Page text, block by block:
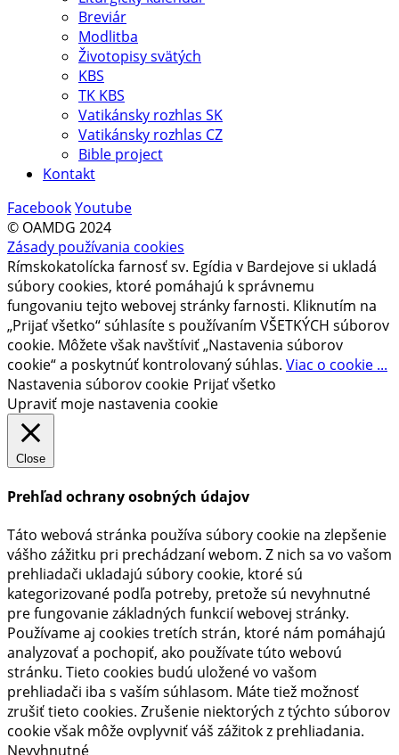
Breviár
Modlitba
Životopisy svätých
KBS
TK KBS
Vatikánsky rozhlas SK
Vatikánsky rozhlas CZ
Bible project
Kontakt
FacebookYoutube
© OAMDG 2024
Zásady používania cookies
Rímskokatolícka farnosť sv. Egídia v Bardejove si ukladá
súbory cookies, ktoré pomáhajú k správnemu
fungovaniu tejto webovej stránky farnosti. Kliknutím na
„Prijať všetko“ súhlasíte s používaním VŠETKÝCH súborov
cookie. Môžete však navštíviť „Nastavenia súborov
cookie“ a poskytnúť kontrolovaný súhlas. Viac o cookie ...
Nastavenia súborov cookie Prijať všetko
Upraviť moje nastavenia cookie
Close
Prehľad ochrany osobných údajov
Táto webová stránka používa súbory cookie na zlepšenie
vášho zážitku pri prechádzaní webom. Z nich sa vo vašom
prehliadači ukladajú súbory cookie, ktoré sú
kategorizované podľa potreby, pretože sú nevyhnutné
pre fungovanie základných funkcií webovej stránky.
Používame aj cookies tretích strán, ktoré nám pomáhajú
analyzovať a pochopiť, ako používate túto webovú
stránku. Tieto cookies budú uložené vo vašom
prehliadači iba s vaším súhlasom. Máte tiež možnosť
zrušiť tieto cookies. Zrušenie niektorých z týchto súborov
cookie však môže ovplyvniť váš zážitok z prehliadania.
Nevyhnutné